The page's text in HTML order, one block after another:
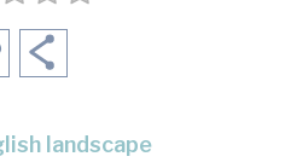
landscape